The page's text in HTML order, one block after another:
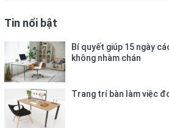
Tin nổi bật
Bí quyết giúp 15 ngày
không nhàm chán
Trang trí bàn làm việc